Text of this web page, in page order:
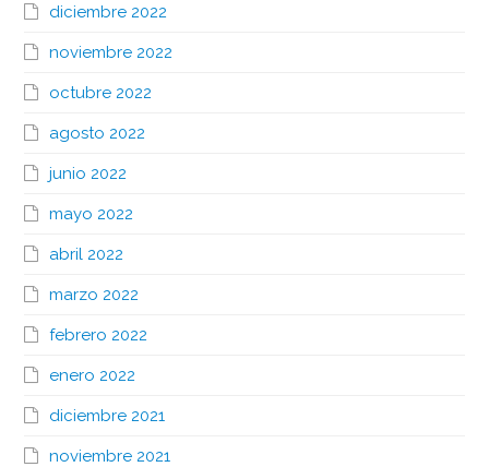
diciembre 2022
noviembre 2022
octubre 2022
agosto 2022
junio 2022
mayo 2022
abril 2022
marzo 2022
febrero 2022
enero 2022
diciembre 2021
noviembre 2021